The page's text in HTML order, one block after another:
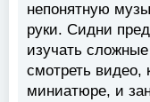
непонятную
руки. Сидни
изучать
смотреть видео,
миниатюре, и